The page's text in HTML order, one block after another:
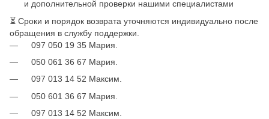
и дополнительной проверки нашими специалистами
⏳ Сроки и порядок возврата уточняются индивидуально после
обращения в службу поддержки.
097 050 19 35 Мария.
050 061 36 67 Мария.
097 013 14 52 Максим.
050 601 36 67 Мария.
097 013 14 52 Максим.